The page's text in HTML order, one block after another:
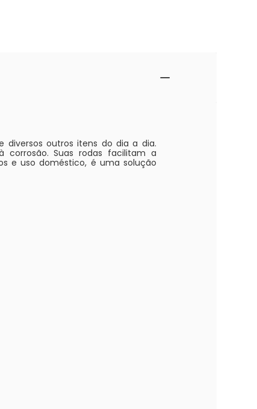
diversos outros itens do dia a dia.
corrosão. Suas rodas facilitam a
e uso doméstico, é uma solução